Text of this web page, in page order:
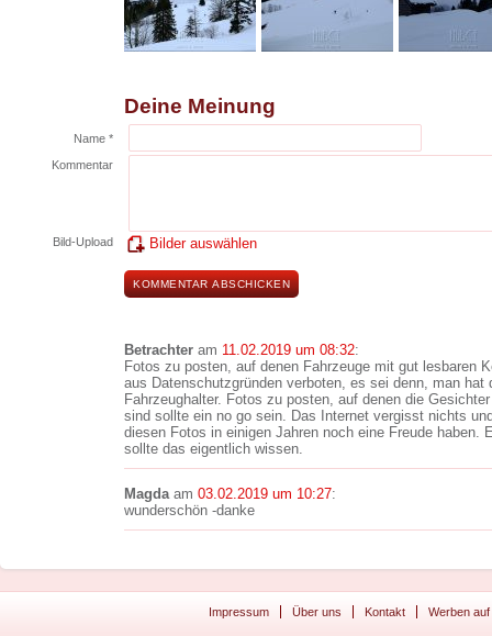
Deine Meinung
Name *
Kommentar
Bild-Upload Bilder auswählen
Betrachter am 11.02.2019 um 08:32:
Fotos zu posten, auf denen Fahrzeuge mit gut lesbaren
aus Datenschutzgründen verboten, es sei denn, man hat
Fahrzeughalter. Fotos zu posten, auf denen die
sind sollte ein no go sein. Das Internet vergisst nichts
diesen Fotos in einigen Jahren noch eine Freude haben.
sollte das eigentlich wissen.
Magdaam 03.02.2019 um 10:27:
wunderschön -danke
Impressum Über uns Kontakt Werben